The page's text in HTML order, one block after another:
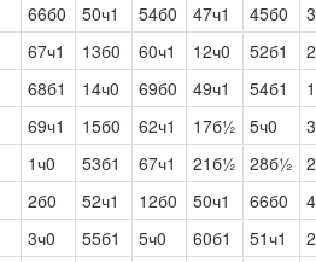
66б0 50ч1 54б0 47ч1 45б0
67ч1 13б0 60ч1 12ч0 52б1
68б1 14ч0 69б0 49ч1 54б1
69ч1 15б0 62ч1 17б½ 5ч0
1ч0 53б1 67ч1 21б½ 28б½
2б0 52ч1 12б0 50ч1 66б0
3ч0 55б1 5ч0 60б1 51ч1